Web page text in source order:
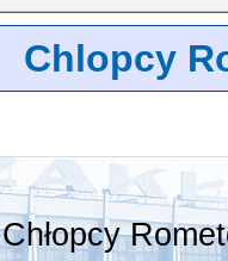
Chlopcy
Chłopcy